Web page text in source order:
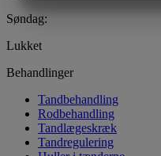
Søndag:
Lukket
Behandlinger
Tandbehandling
Rodbehandling
Tandlægeskræk
Tandregulering